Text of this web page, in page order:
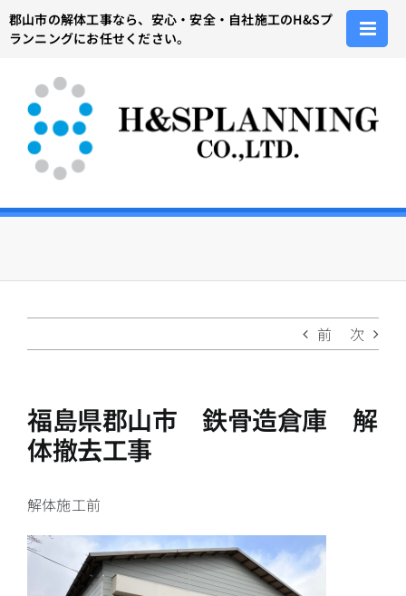
Skip
to
郡山市の解体工事なら、安心・安全・自社施工のH&Sプ
ランニングにお任せください。
前 次
福島県郡山市 鉄骨造倉庫 解
体撤去工事
解体施工前